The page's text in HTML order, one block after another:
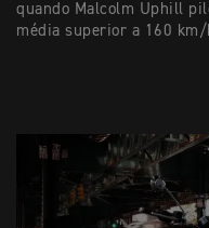
quando Malcolm Uphill
média superior a 160 km/